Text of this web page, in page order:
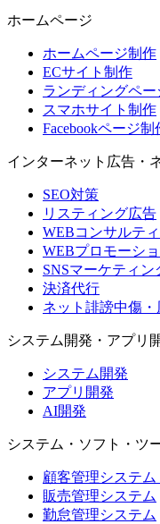
ホームページ
ホームページ制作
ECサイト制作
ランディングペー
スマホサイト制作
Facebookページ制
インターネット広告・
SEO対策
リスティング広告
WEBコンサルテ
WEBプロモーシ
SNSマーケティン
決済代行
ネット誹謗中傷
システム開発・アプリ
システム開発
アプリ開発
AI開発
システム・ソフト・ツ
顧客管理システム
販売管理システム
勤怠管理システム